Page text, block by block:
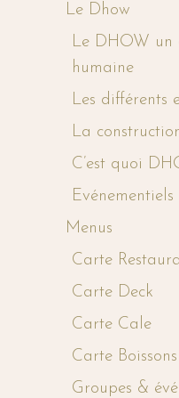
Le Dhow
Le DHOW un
humaine
Les différents
La
C’est quoi
Evénementiels
Menus
Carte
Carte Deck
Carte Cale
Carte Boissons
Groupes &